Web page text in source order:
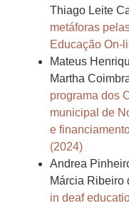
Thiago Leite
metáforas
Educação On-
Mateus
Martha
programa dos
municipal de
e
(2024)
Andrea
Márcia Ribeiro
in deaf